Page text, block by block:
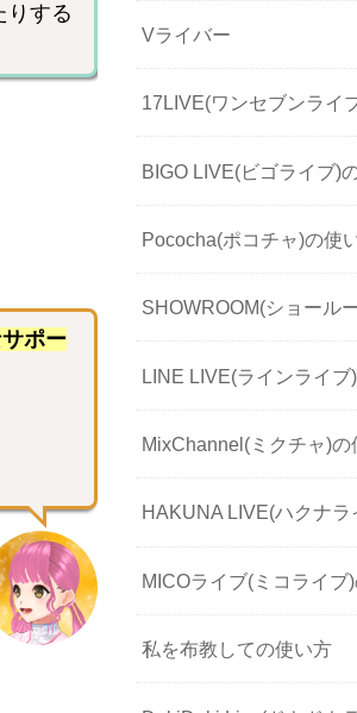
りする
ポー
Vライバー
17LIVE(ワンセブンライ
BIGO LIVE(ビゴライブ)
Pococha(ポコチャ)の使
SHOWROOM(ショール
LINE LIVE(ラインライブ
MixChannel(ミクチャ)の
HAKUNA LIVE(ハクナ
MICOライブ(ミコライブ
私を布教しての使い方